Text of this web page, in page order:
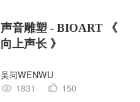
声音雕塑 - BIOART 《
向上声长 》
吴问WENWU
1831
150